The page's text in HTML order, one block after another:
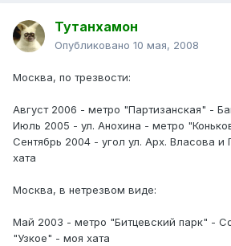
Тутанхамон
Опубликовано 10 мая, 2008
Москва, по трезвости:
Август 2006 - метро "Партизанская" -
Июль 2005 - ул. Анохина - метро
Сентябрь 2004 - угол ул. Арх. Власова и
хата
Москва, в нетрезвом виде:
Май 2003 - метро "Битцевский парк" -
"Узкое" - моя хата